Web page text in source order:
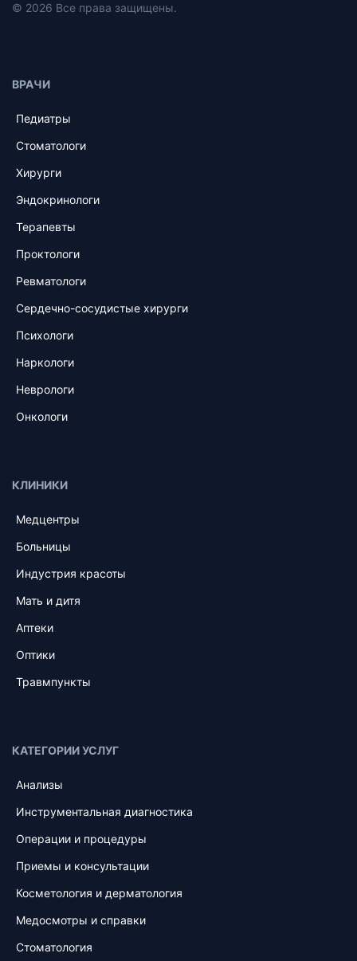
© 2026 Все права защищены.
ВРАЧИ
Педиатры
Стоматологи
Хирурги
Эндокринологи
Терапевты
Проктологи
Ревматологи
Сердечно-сосудистые хирурги
Психологи
Наркологи
Неврологи
Онкологи
КЛИНИКИ
Медцентры
Больницы
Индустрия красоты
Мать и дитя
Аптеки
Оптики
Травмпункты
КАТЕГОРИИ УСЛУГ
Анализы
Инструментальная диагностика
Операции и процедуры
Приемы и консультации
Косметология и дерматология
Медосмотры и справки
Стоматология